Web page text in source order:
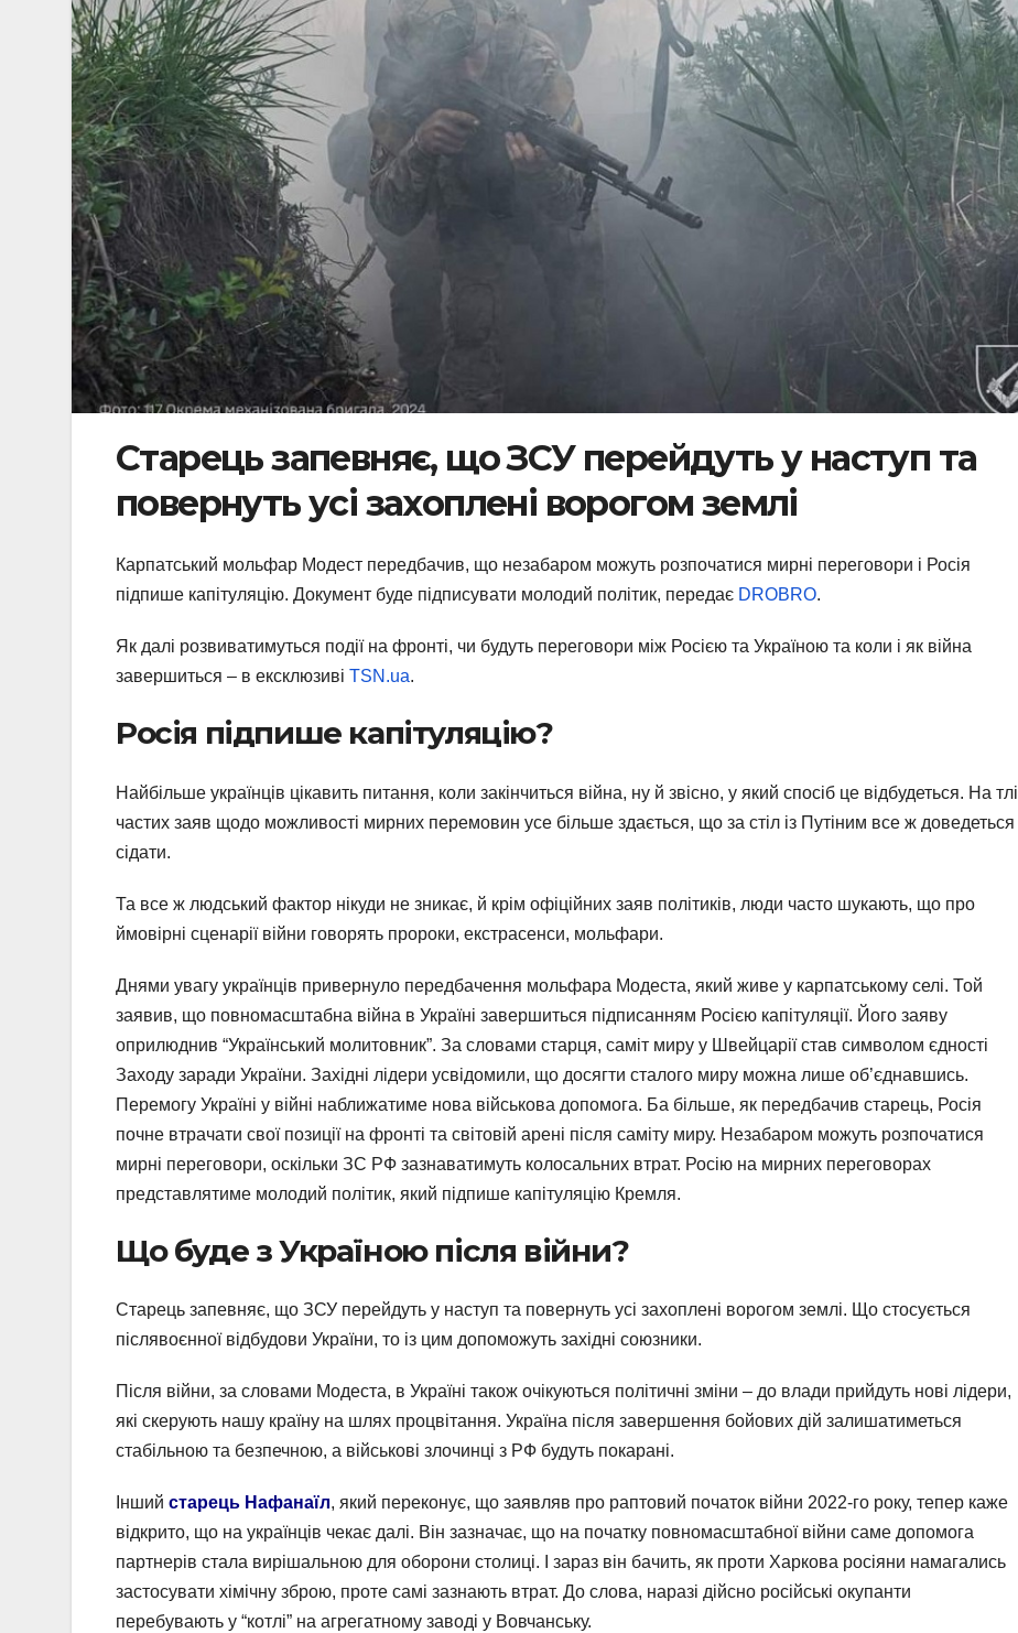
Старець запевняє, що ЗСУ перейдуть у наступ та
повернуть усі захоплені ворогом землі
Карпатський мольфар Модест передбачив, що незабаром можуть розпочатися мирні переговори і Росія
підпише капітуляцію. Документ буде підписувати молодий політик, передає DROBRO.
Як далі розвиватимуться події на фронті, чи будуть переговори між Росією та Україною та коли і як війна
завершиться – в ексклюзиві TSN.ua.
Росія підпише капітуляцію?
Найбільше українців цікавить питання, коли закінчиться війна, ну й звісно, у який спосіб це відбудеться. На тлі
частих заяв щодо можливості мирних перемовин усе більше здається, що за стіл із Путіним все ж доведеться
сідати.
Та все ж людський фактор нікуди не зникає, й крім офіційних заяв політиків, люди часто шукають, що про
ймовірні сценарії війни говорять пророки, екстрасенси, мольфари.
Днями увагу українців привернуло передбачення мольфара Модеста, який живе у карпатському селі. Той
заявив, що повномасштабна війна в Україні завершиться підписанням Росією капітуляції. Його заяву
оприлюднив “Український молитовник”. За словами старця, саміт миру у Швейцарії став символом єдності
Заходу заради України. Західні лідери усвідомили, що досягти сталого миру можна лише об’єднавшись.
Перемогу Україні у війні наближатиме нова військова допомога. Ба більше, як передбачив старець, Росія
почне втрачати свої позиції на фронті та світовій арені після саміту миру. Незабаром можуть розпочатися
мирні переговори, оскільки ЗС РФ зазнаватимуть колосальних втрат. Росію на мирних переговорах
представлятиме молодий політик, який підпише капітуляцію Кремля.
Що буде з Україною після війни?
Старець запевняє, що ЗСУ перейдуть у наступ та повернуть усі захоплені ворогом землі. Що стосується
післявоєнної відбудови України, то із цим допоможуть західні союзники.
Після війни, за словами Модеста, в Україні також очікуються політичні зміни – до влади прийдуть нові лідери,
які скерують нашу країну на шлях процвітання. Україна після завершення бойових дій залишатиметься
стабільною та безпечною, а військові злочинці з РФ будуть покарані.
Інший старець Нафанаїл, який переконує, що заявляв про раптовий початок війни 2022-го року, тепер каже
відкрито, що на українців чекає далі. Він зазначає, що на початку повномасштабної війни саме допомога
партнерів стала вирішальною для оборони столиці. І зараз він бачить, як проти Харкова росіяни намагались
застосувати хімічну зброю, проте самі зазнають втрат. До слова, наразі дійсно російські окупанти
перебувають у “котлі” на агрегатному заводі у Вовчанську.